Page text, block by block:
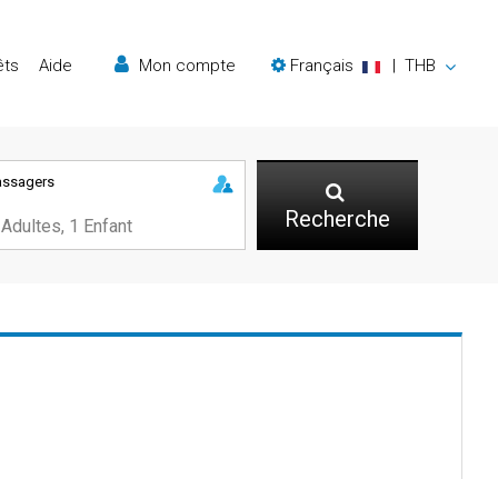
Aide Mon compte Français | THB
Recherche